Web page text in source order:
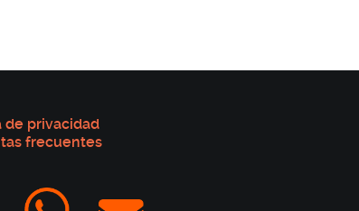
de privacidad
frecuentes